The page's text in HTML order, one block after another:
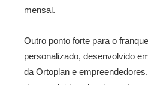
mensal.
Outro ponto forte para o
personalizado, desenvolvido
da Ortoplan e